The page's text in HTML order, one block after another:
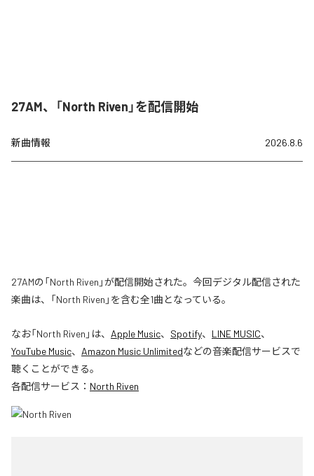
27AM、「North Riven」を配信開始
新曲情報 2026.8.6
27AMの「North Riven」が配信開始された。今回デジタル配信された
楽曲は、「North Riven」を含む全1曲となっている。
なお「North Riven 」は、 Apple Music、 Spotify、 LINE MUSIC、
YouTube Music、 Amazon Music Unlimitedなどの音楽配信サービスで
聴くことができる。
各配信サービス： North Riven